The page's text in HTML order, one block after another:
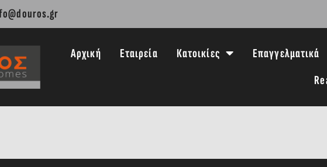
Αρχική Εταιρεία Κατοικίες Επαγγελματικά